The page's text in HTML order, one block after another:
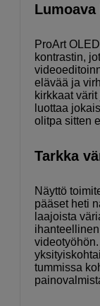
ProArt
kontrastin,
elävää ja
kirkkaat
luottaa
olitpa sitten
Tarkka
Näyttö
pääset heti
laajoista
tummissa